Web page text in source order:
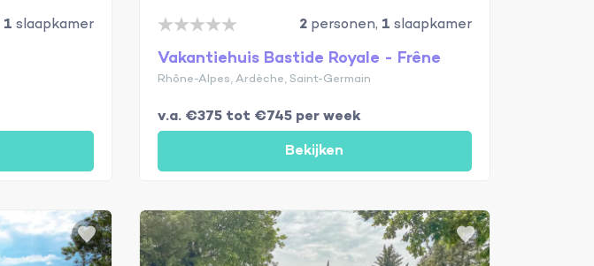
1 slaapkamer 2 personen, 1 slaapkamer
Vakantiehuis Bastide Royale - Frêne
Rhône-Alpes, Ardèche, Saint-Germain
v.a. €375 tot €745 per week
Bekijken